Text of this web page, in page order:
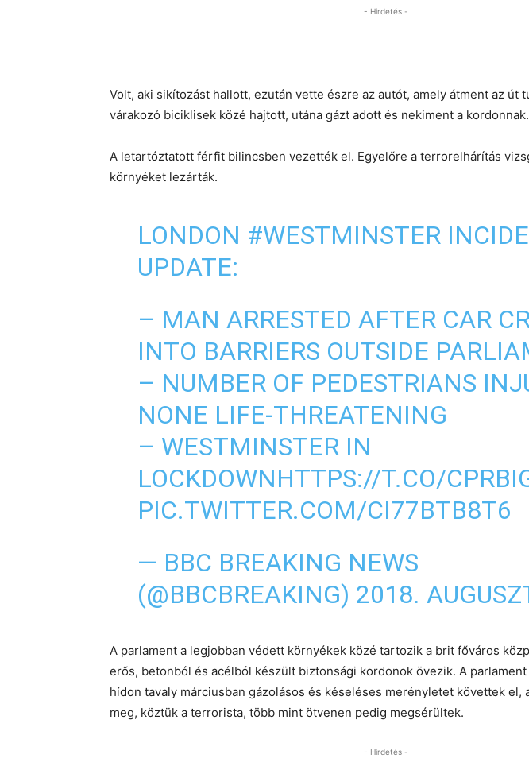
- Hirdetés -
Volt, aki sikítozást hallott, ezután vette észre az autót, amely átment az út
várakozó biciklisek közé hajtott, utána gázt adott és nekiment a kordonnak.
A letartóztatott férfit bilincsben vezették el. Egyelőre a terrorelhárítás
környéket lezárták.
LONDON #WESTMINSTER
UPDATE:
– MAN ARRESTED AFTER CAR
INTO BARRIERS OUTSIDE
– NUMBER OF PEDESTRIANS
NONE LIFE-THREATENING
– WESTMINSTER IN
LOCKDOWNHTTPS://T.CO/
PIC.TWITTER.COM/CI77BTB8T6
— BBC BREAKING NEWS
(@BBCBREAKING) 2018.
A parlament a legjobban védett környékek közé tartozik a brit főváros
erős, betonból és acélból készült biztonsági kordonok övezik. A
hídon tavaly márciusban gázolásos és késeléses merényletet követtek el,
meg, köztük a terrorista, több mint ötvenen pedig megsérültek.
- Hirdetés -